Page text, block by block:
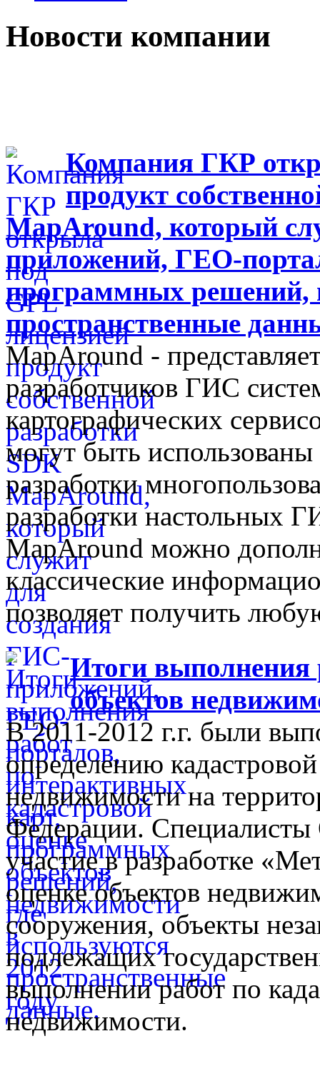
Новости компании
Компания ГКР
продукт
MapAround, который
приложений, ГЕО-
программных решений,
пространственные
MapAround -
разработчиков ГИС
картографических
могут быть
разработки
разработки
MapAround можно
классические
позволяет получить
Итоги выполнения
объектов
В 2011-2012 г.г. были
определению
недвижимости на
Федерации.
участие в разработке
оценке объектов
сооружения, объекты
подлежащих
выполнении работ по
недвижимости.